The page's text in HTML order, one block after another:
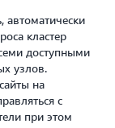
автоматически
кластер
доступными
узлов.
на
с
при этом